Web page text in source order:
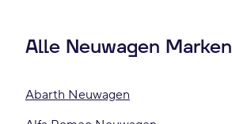
Alle Neuwagen Marken
Abarth Neuwagen